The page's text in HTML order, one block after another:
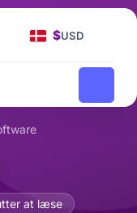
$USD
OAuth 2.0
at læse